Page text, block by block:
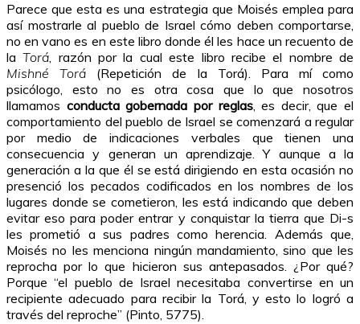
Parece que esta es una estrategia que Moisés emplea para
así mostrarle al pueblo de Israel cómo deben comportarse,
no en vano es en este libro donde él les hace un recuento de
laTorá, razón por la cual este libro recibe el nombre de
Mishné Torá (Repetición de la Torá). Para mí como
psicólogo, esto no es otra cosa que lo que nosotros
llamamos conducta gobernada por reglas, es decir, que el
comportamiento del pueblo de Israel se comenzará a regular
por medio de indicaciones verbales que tienen una
consecuencia y generan un aprendizaje. Y aunque a la
generación a la que él se está dirigiendo en esta ocasión no
presenció los pecados codificados en los nombres de los
lugares donde se cometieron, les está indicando que deben
evitar eso para poder entrar y conquistar la tierra que Di-s
les prometió a sus padres como herencia. Además que,
Moisés no les menciona ningún mandamiento, sino que les
reprocha por lo que hicieron sus antepasados. ¿Por qué?
Porque “el pueblo de Israel necesitaba convertirse en un
recipiente adecuado para recibir la Torá, y esto lo logró a
través del reproche” (Pinto, 5775).